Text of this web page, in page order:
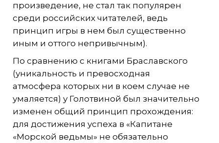
произведение, не стал так популярен
среди российских читателей, ведь
принцип игры в нем был существенно
иным и оттого непривычным).
По сравнению с книгами Браславского
(уникальность и превосходная
атмосфера которых ни в коем случае не
умаляется) у Голотвиной был значительно
изменен общий принцип прохождения:
для достижения успеха в «Капитане
«Морской ведьмы» не обязательно